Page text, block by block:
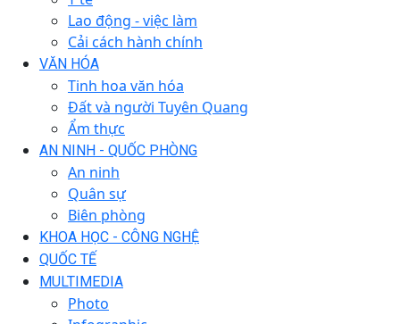
Lao động - việc làm
Cải cách hành chính
VĂN HÓA
Tinh hoa văn hóa
Đất và người Tuyên Quang
Ẩm thực
AN NINH - QUỐC PHÒNG
An ninh
Quân sự
Biên phòng
KHOA HỌC - CÔNG NGHỆ
QUỐC TẾ
MULTIMEDIA
Photo